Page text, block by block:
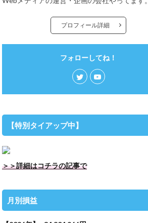
プロフィール詳細
フォローしてね！
【特別タイアップ中】
＞＞詳細はコチラの記事で
月別損益